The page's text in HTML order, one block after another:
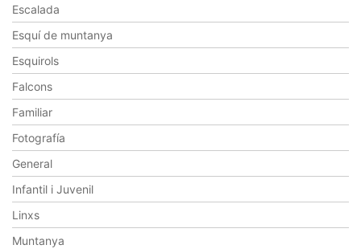
Escalada
Esquí de muntanya
Esquirols
Falcons
Familiar
Fotografía
General
Infantil i Juvenil
Linxs
Muntanya